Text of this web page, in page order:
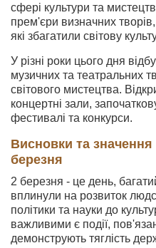
сфері культури та
прем'єри визначних
які збагатили світову
У різні роки цього дня
музичних та театральних
світового мистецтва.
концертні зали,
фестивалі та конкурси.
Висновки та значення
березня
2 березня - це день,
вплинули на розвиток
політики та науки до
важливими є події,
демонструють тяглість